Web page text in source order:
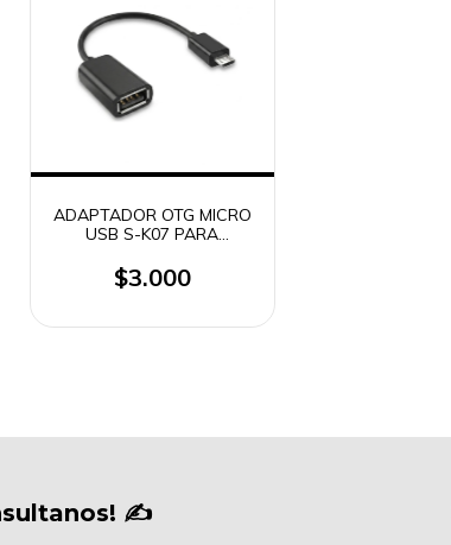
ADAPTADOR OTG MICRO
USB S-K07 PARA
TABLETS (2253)
$3.000
✍